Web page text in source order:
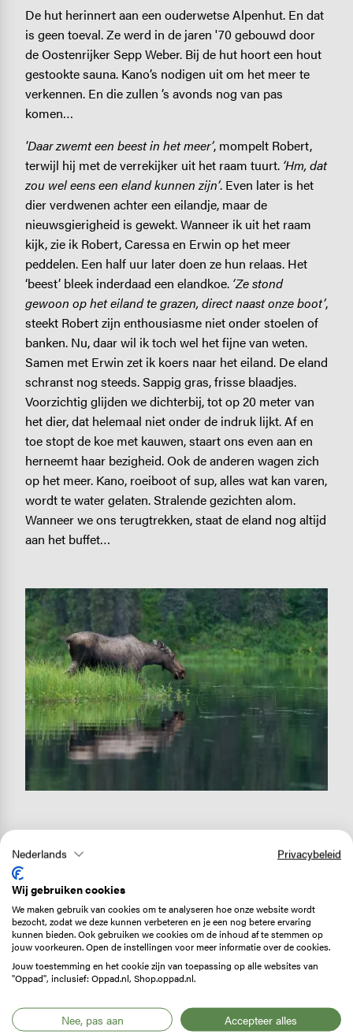
De hut herinnert aan een ouderwetse Alpenhut. En dat
is geen toeval. Ze werd in de jaren '70 gebouwd door
de Oostenrijker Sepp Weber. Bij de hut hoort een hout
gestookte sauna. Kano’s nodigen uit om het meer te
verkennen. En die zullen ’s avonds nog van pas
komen…
'Daar zwemt een beest in het meer’, mompelt Robert,
terwijl hij met de verrekijker uit het raam tuurt. ‘Hm, dat
zou wel eens een eland kunnen zijn’. Even later is het
dier verdwenen achter een eilandje, maar de
nieuwsgierigheid is gewekt. Wanneer ik uit het raam
kijk, zie ik Robert, Caressa en Erwin op het meer
peddelen. Een half uur later doen ze hun relaas. Het
‘beest’ bleek inderdaad een elandkoe. ‘Ze stond
gewoon op het eiland te grazen, direct naast onze boot’,
steekt Robert zijn enthousiasme niet onder stoelen of
banken. Nu, daar wil ik toch wel het fijne van weten.
Samen met Erwin zet ik koers naar het eiland. De eland
schranst nog steeds. Sappig gras, frisse blaadjes.
Voorzichtig glijden we dichterbij, tot op 20 meter van
het dier, dat helemaal niet onder de indruk lijkt. Af en
toe stopt de koe met kauwen, staart ons even aan en
herneemt haar bezigheid. Ook de anderen wagen zich
op het meer. Kano, roeiboot of sup, alles wat kan varen,
wordt te water gelaten. Stralende gezichten alom.
Wanneer we ons terugtrekken, staat de eland nog altijd
aan het buffet…
Image
Over de Denali Highway rollen we naar het oosten.
Een ruige piste, onverhard, modderig en vol gaten. 216
kilometer pure eenzaamheid, nog beklemtoond door
de laag hangende wolken. Op weg naar de pashoogte
van de Maclaren Summit wijken de sparren
moerassen en meertjes, waarop trompetzwanen
dobberen. Langs de pasweg ligt niet één dorp, slechts
een handvolroad houses, waar je kunt eten, slapen of
een kano huren. Een schitterende omgeving, maar de
Nederlands Privacybeleid
Wij gebruiken cookies
We maken gebruik van cookies om te analyseren hoe onze website wordt
bezocht, zodat we deze kunnen verbeteren en je een nog betere ervaring
kunnen bieden. Ook gebruiken we cookies om de inhoud af te stemmen op
jouw voorkeuren. Open de instellingen voor meer informatie over de cookies.
Jouw toestemming en het cookie zijn van toepassing op alle websites van
"Oppad", inclusief: Oppad.nl, Shop.oppad.nl.
Nee, pas aan Accepteer alles